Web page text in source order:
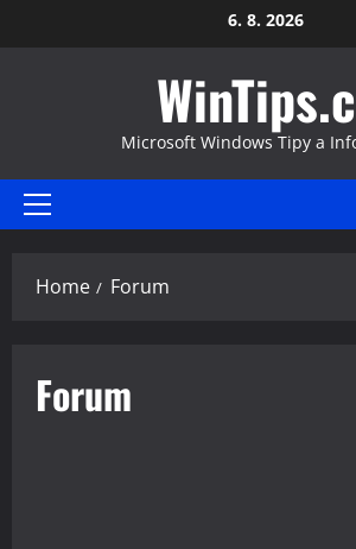
to
6. 8. 2026
Microsoft Windows Tipy a
Primary
Home Forum
Forum